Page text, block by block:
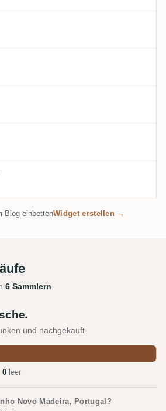
Blog einbettenWidget erstellen →
6 Sammlern.
und nachgekauft.
0 leer
Novo Madeira, Portugal?